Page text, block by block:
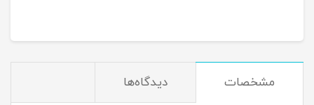
مشخصات دیدگاه‌ها